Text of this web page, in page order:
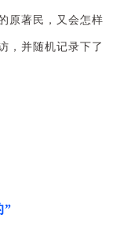
原著民，又会怎样
，并随机记录下了
”